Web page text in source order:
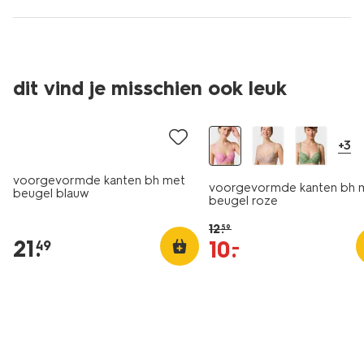
dit vind je misschien ook leuk
voorgevormde kanten bh met
beugel blauw
21.
49
korting
+3
voorgevormde kanten bh
beugel roze
12.59
10.
–